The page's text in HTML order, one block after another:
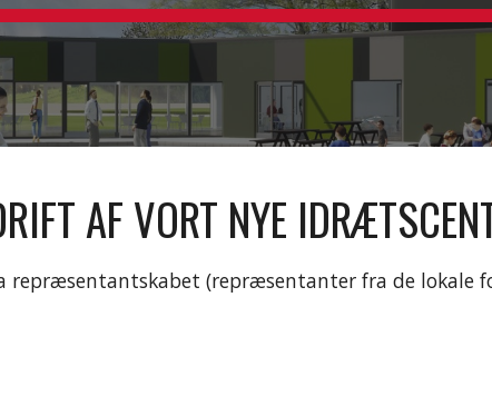
AF VORT NYE
repræsentantskabet (repræsentanter fra de lokale